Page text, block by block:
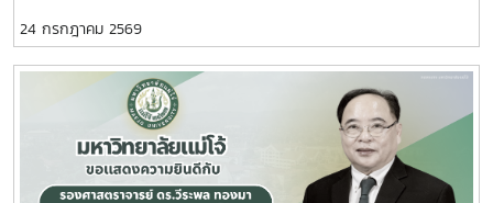
Inclusive and Sustainable Future through South-South
and Triangular Cooperation" ซึ่งจัดโดยกรมความร่วมมือ
ระหว่างประเทศ (Thailand International Cooperation
Agency: TICA) กระทรวงการต่างประเทศ เพื่อร่วมแลกเปลี่ยน
องค์ความรู้และประสบการณ์ด้านความร่วมมือเพื่อการพัฒนา
ระหว่างประเทศไทยและองค์การสหประชาชาติภายในงานมีการ
ปาฐกถาพิเศษโดยผู้แทนองค์การสหประชาชาติประจำประเทศไทย
24 กรกฎาคม 2569